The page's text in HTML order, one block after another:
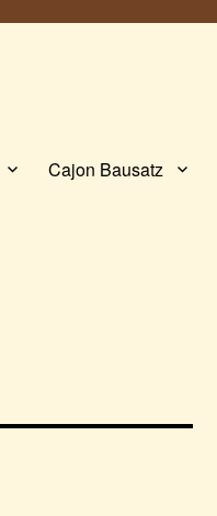
Cajon Bausatz